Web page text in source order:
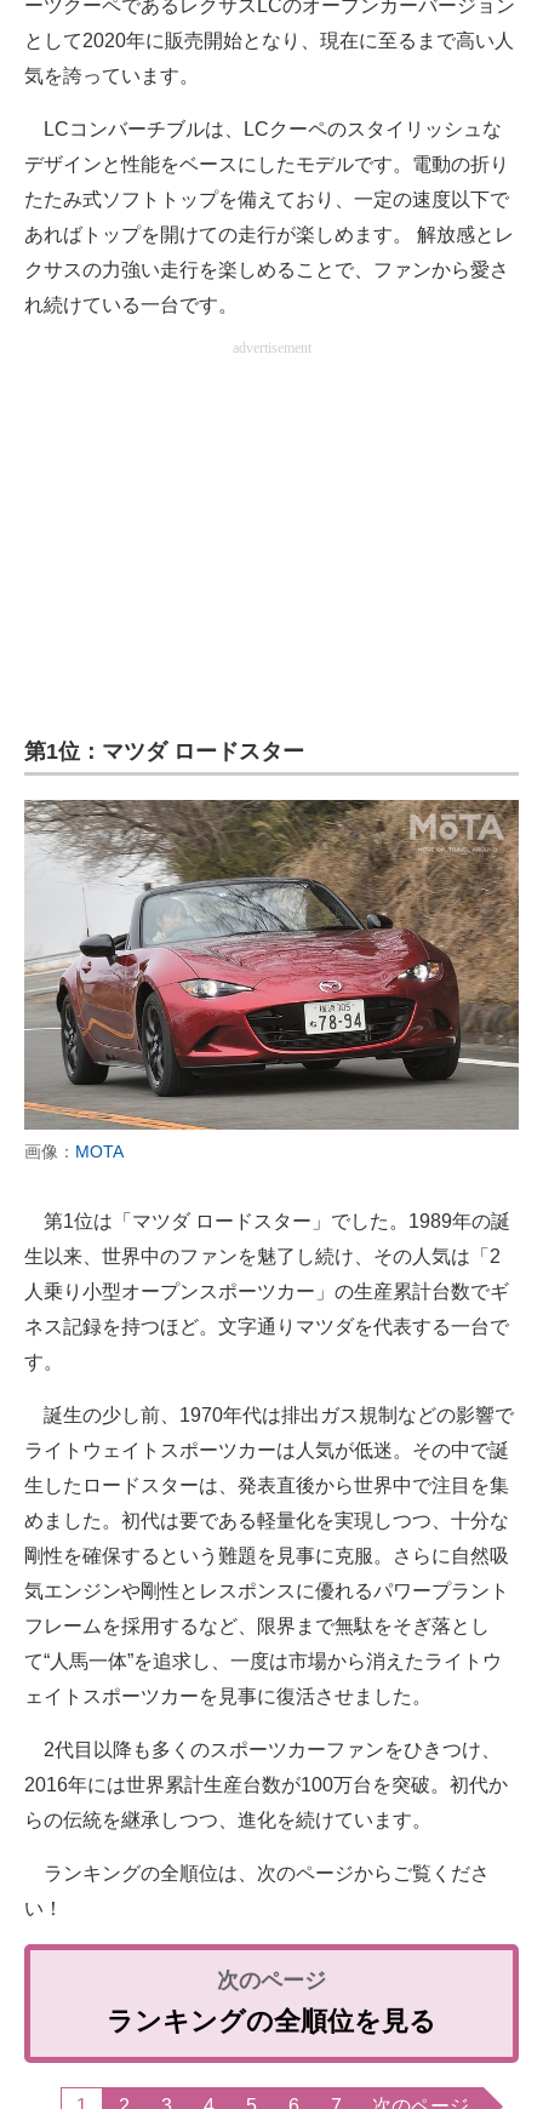
ーツクーペであるレクサスLCのオープンカーバージョン
として2020年に販売開始となり、現在に至るまで高い人
気を誇っています。
LCコンバーチブルは、LCクーペのスタイリッシュな
デザインと性能をベースにしたモデルです。電動の折り
たたみ式ソフトトップを備えており、一定の速度以下で
あればトップを開けての走行が楽しめます。 解放感とレ
クサスの力強い走行を楽しめることで、ファンから愛さ
れ続けている一台です。
advertisement
第1位：マツダ ロードスター
画像： MOTA
第1位は「マツダ ロードスター」でした。1989年の誕
生以来、世界中のファンを魅了し続け、その人気は「2
人乗り小型オープンスポーツカー」の生産累計台数でギ
ネス記録を持つほど。文字通りマツダを代表する一台で
す。
誕生の少し前、1970年代は排出ガス規制などの影響で
ライトウェイトスポーツカーは人気が低迷。その中で誕
生したロードスターは、発表直後から世界中で注目を集
めました。初代は要である軽量化を実現しつつ、十分な
剛性を確保するという難題を見事に克服。さらに自然吸
気エンジンや剛性とレスポンスに優れるパワープラント
フレームを採用するなど、限界まで無駄をそぎ落とし
て“人馬一体”を追求し、一度は市場から消えたライトウ
ェイトスポーツカーを見事に復活させました。
2代目以降も多くのスポーツカーファンをひきつけ、
2016年には世界累計生産台数が100万台を突破。初代か
らの伝統を継承しつつ、進化を続けています。
ランキングの全順位は、次のページからご覧くださ
い！
ランキングの全順位を見る